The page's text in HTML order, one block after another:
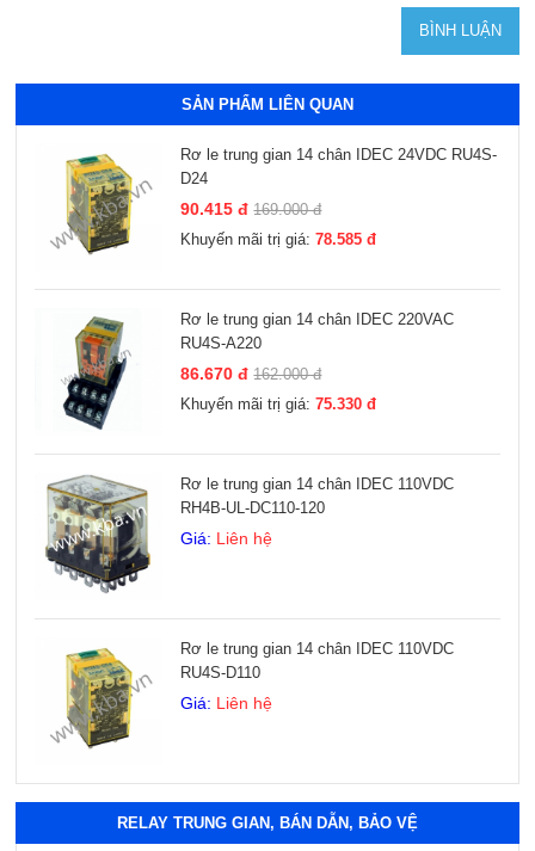
SẢN PHẨM LIÊN QUAN
Rơ le trung gian 14 chân IDEC 24VDC RU4S-
D24
90.415 đ 169.000 đ
Khuyến mãi trị giá:78.585 đ
Rơ le trung gian 14 chân IDEC 220VAC
RU4S-A220
86.670 đ 162.000 đ
Khuyến mãi trị giá:75.330 đ
Rơ le trung gian 14 chân IDEC 110VDC
RH4B-UL-DC110-120
Giá: Liên hệ
Rơ le trung gian 14 chân IDEC 110VDC
RU4S-D110
Giá: Liên hệ
RELAY TRUNG GIAN, BÁN DẪN, BẢO VỆ